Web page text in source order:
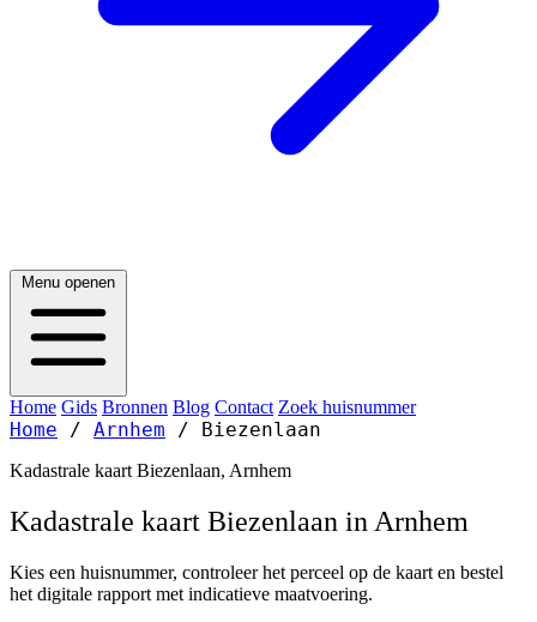
Menu openen
Home Gids Bronnen Blog Contact Zoek huisnummer
Home / Arnhem / Biezenlaan
Kadastrale kaart Biezenlaan, Arnhem
Kadastrale kaart Biezenlaan in Arnhem
Kies een huisnummer, controleer het perceel op de kaart en bestel
het digitale rapport met indicatieve maatvoering.